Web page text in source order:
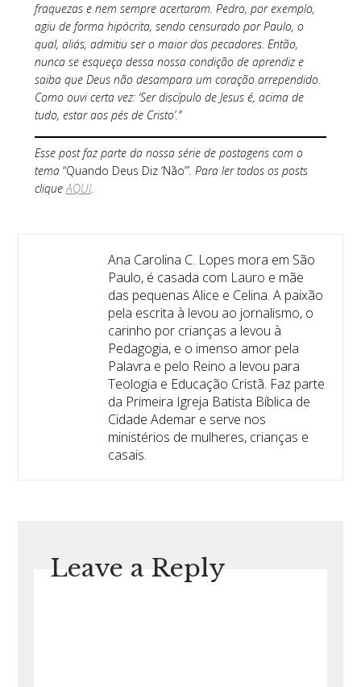
fraquezas e nem sempre acertaram. Pedro, por exemplo,
agiu de forma hipócrita, sendo censurado por Paulo, o
qual, aliás, admitiu ser o maior dos pecadores. Então,
nunca se esqueça dessa nossa condição de aprendiz e
saiba que Deus não desampara um coração arrependido.
Como ouvi certa vez: ‘Ser discípulo de Jesus é, acima de
tudo, estar aos pés de Cristo’.”
Esse post faz parte da nossa série de postagens com o
tema “Quando Deus Diz ‘Não’”. Para ler todos os posts
cliqueAQUI.
Ana Carolina C. Lopes mora em São
Paulo, é casada com Lauro e mãe
das pequenas Alice e Celina. A paixão
pela escrita à levou ao jornalismo, o
carinho por crianças a levou à
Pedagogia, e o imenso amor pela
Palavra e pelo Reino a levou para
Teologia e Educação Cristã. Faz parte
da Primeira Igreja Batista Bíblica de
Cidade Ademar e serve nos
ministérios de mulheres, crianças e
casais.
Leave a Reply